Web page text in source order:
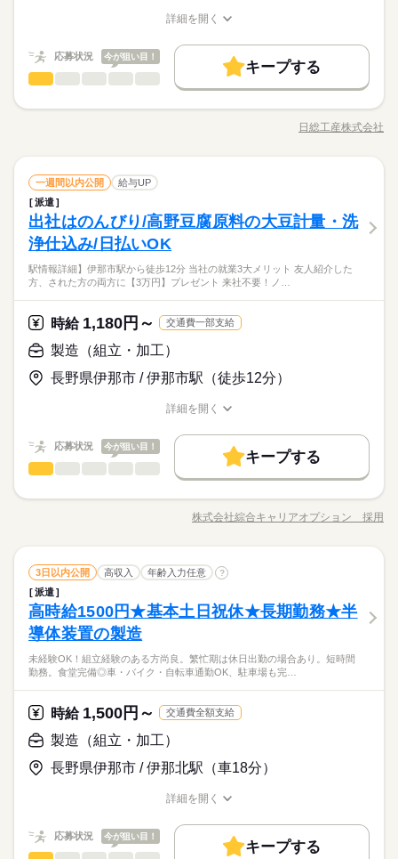
入社祝い金など
基本特徴
未経験OK
20代活躍 40代活躍
就業時間・曜日
残20以上
働き方・環境
社会保険制度
制服あり
車OK
寮・社宅 まかない 社員食堂
期間・時間 1ヵ月～3ヵ月
［1］08：30～17：30 稼働時間8h（休憩1h） ■残業平均：2h/日
象となります
休日・休暇 土曜 日曜
５勤２休（土日）
交通費は別途10万円まで支給！（規定有）
働く人の待遇向上 給与UP 入社祝い金など 基本特徴
募集条件
WEB選考完結
就業時間・曜日
社会保険制度 制服あり 禁煙・分煙
バイク自転車
車OK
寮・社宅 まかない
給与 時給 1,350円～
通費】 100,000円迄/月（規定あり） kkw_bcov2105 kkw_bcov21
続きを読む
期間・時間 1ヵ月～3ヵ月
［1］08：30～17：30 稼働時間8h（休憩1h） ■残業平均：2h/日
■シフト：日勤 ●友人紹介制度実施中 …紹介した方に3万円を支
給します。 ※1ヵ月在籍が条件となります ※派遣のお仕事が対
象となります
続きを読む
休日・休暇 土曜 日曜
５勤２休（土日）
詳しい募集要項をすべて見る
多い年齢層 低い
女性
業界 メーカー関連
日勤のみで生活リズム安定◎土日休みでプライベート充実♪
50代まで幅広い年齢の方が活躍中☆彡
事前の工場見学で安心して就業できる☆
地元民歓迎♪マイカー通勤可能！
お仕事の特徴
働く人の待遇向上
未経験OK
20代活躍 40代活躍
募集条件
大量募集
交通費 履歴書不要
WEB登録
残20以上
働き方・環境
社会保険制度
制服あり
続きを読む
職種 製造（組立・加工）
ー等の工具を使って、ロボットアームを組み立てるお仕事で
す。 一部部品には10kg～15kgの重量がありますが、取り扱いは
ト5万円を長野全域でキャンペーン中！！ e-ギフトはアマゾンギ
フトカード・PayPay等の電子マネーでご利用可能です！ その中
でもセブン銀行なら現金へ換金可能です♪ 長野県伊那市で産業用
ロボット組立のお仕事！工場経験を活かせます☆ 幅広い年齢の
方が活躍中！作業は一人で黙々極められちゃいます！
応募資格
【活かせるスキル】
未経験歓迎
給与 時給 1,400円～
【月収例】 月収259,000円 時給1400円×8h×20日+残業20h 【交
期間・時間 1ヵ月～3ヵ月
［1］08：20～17：20 稼働時間8h（休憩1h） ■残業平均：1h/日
象となります
休日・休暇 土曜 日曜
５勤２休（土日）
詳細を開く
応募状況 今が狙い目！
キープする
給与/時間/休日
多い年齢層 低い
男女の割合 男性 女性
業界 メーカー関連
日勤のみで生活リズム安定◎土日休みでプライベート充実♪
50代まで幅広い年齢の方が活躍中☆彡
地元民歓迎♪マイカー通勤可能！
入社祝い金など 基本特徴
募集条件
履歴書不要
WEB登録
WEB選考完結
就業時間・曜日 残20以上 働き方・環境
社会保険制度
車OK
寮・社宅 まかない 社員食堂
職種 製造（組立・加工）
半導体装置に使われる産業用ロボット部品の組立作業 ドライバ
ー等の工具を使って、ロボットアームを組み立てるお仕事で
す。 一部部品には10kg～15kgの重量がありますが、取り扱いは
一日5回以下で 常時の扱いはありません！クリーンルーム内での
お仕事です。 【ポイント】 【復活！！】9月入社の方☆e-ギフ
ト5万円を長野全域でキャンペーン中！！ e-ギフトはアマゾンギ
フトカード・PayPay等の電子マネーでご利用可能です！ その中
でもセブン銀行なら現金へ換金可能です♪ 長野県伊那市で産業用
ロボット組立のお仕事！工場経験を活かせます☆ 幅広い年齢の
方が活躍中！作業は一人で黙々極められちゃいます！
続きを読む
応募資格
【活かせるスキル】
未経験歓迎
給与 時給 1,400円～
通費】 100,000円迄/月（規定あり） kkw_bcov2105
続きを読む
期間・時間 1ヵ月～3ヵ月
［1］08：20～17：20 稼働時間8h（休憩1h） ■残業平均：1h/日
■シフト：日勤 ●友人紹介制度実施中 …紹介した方に3万円を支
給します。 ※1ヵ月在籍が条件となります ※派遣のお仕事が対
象となります
続きを読む
休日・休暇 土曜 日曜
５勤２休（土日）
詳しい募集要項をすべて見る
応募する
日総工産株式会社
一週間以内公開
給与UP
派遣
出社はのんびり/高野豆腐原料の大豆計量・洗
浄仕込み/日払いOK
駅情報詳細】伊那市駅から徒歩12分 当社の就業3大メリット 友人紹介した
方、された方の両方に【3万円】プレゼント 来社不要！ノ…
時給 1,180円～ 交通費一部支給
製造（組立・加工）
長野県伊那市 / 伊那市駅（徒歩12分）
多い年齢層 低い
女性
業界 その他
【未経験OK！】程よく残業で収入にプラス♪
★日払いOK！即払いのオシゴトも！来社登録は不要★交通費上
限3万円★※規定・支払条件有
給与UP
20代活躍 30代活躍 40代活躍
募集条件
続きを読む
職種 製造（組立・加工）
の大豆の計量作業、洗浄、大豆を水につける作業を行っていた
だきます。 簡単な機械操作をしたり、大豆の清掃作業を行いま
服アリ≫ 制服があるので、毎日の服装の悩み解消♪ ≪未経験で
も活躍できる≫ 新しいことにチャレンジするのは不安だけど、
しっかり働く環境が整っています！ イチからスキルUP・ステッ
プUP目指していきましょう！ ≪自分に合った期間で働ける≫
福利厚生が整った派遣のお仕事です！
応募資格
◆未経験OK！
≪当社の就業3大メリット！！≫ ★ 友人紹介した方、された方
の両方に【3万円】プレゼント！ ★来社不要！ノンストップで職
場見学！ ★交通費上限3万円！業界トップクラス！ ※エリア・
_bcov2106 kkw_220520mlmg
02：30～11：30 10：00～19：00 【休憩時間備考】 60分、60分
詳しい募集要項をすべて見る
応募する
詳細を開く
応募状況 今が狙い目！
キープする
職種/応募資格 給与/時間/休日
多い年齢層 低い
男女の割合 男性 女性
業界 その他
【未経験OK！】程よく残業で収入にプラス♪
★日払いOK！即払いのオシゴトも！来社登録は不要★交通費上
働く人の待遇向上 基本特徴
職種 製造（組立・加工）
【業務内容詳細】大豆の仕込み作業。 （高野豆腐原料）機械で
の大豆の計量作業、洗浄、大豆を水につける作業を行っていた
だきます。 簡単な機械操作をしたり、大豆の清掃作業を行いま
す。 【取扱製品情報】大豆、高野豆腐 ≪適度な残業でお給料U
P≫ 残業は月20時間未満で、ほどよく稼げます♪ ≪機能的な制
服アリ≫ 制服があるので、毎日の服装の悩み解消♪ ≪未経験で
も活躍できる≫ 新しいことにチャレンジするのは不安だけど、
しっかり働く環境が整っています！ イチからスキルUP・ステッ
プUP目指していきましょう！ ≪自分に合った期間で働ける≫
福利厚生が整った派遣のお仕事です！
続きを読む
応募資格
◆未経験OK！
の両方に【3万円】プレゼント！ ★来社不要！ノンストップで職
場見学！ ★交通費上限3万円！業界トップクラス！ ※エリア・
詳しい募集要項をすべて見る
応募する
株式会社綜合キャリアオプション 採用
3日以内公開 高収入 年齢入力任意 ?
派遣
高時給1500円★基本土日祝休★長期勤務★半
導体装置の製造
未経験OK！組立経験のある方尚良。繁忙期は休日出勤の場合あり。短時間
勤務。食堂完備◎車・バイク・自転車通勤OK、駐車場も完…
時給 1,500円～ 交通費全額支給
製造（組立・加工）
長野県伊那市 / 伊那北駅（車18分）
詳細を開く
応募状況 今が狙い目！
キープする